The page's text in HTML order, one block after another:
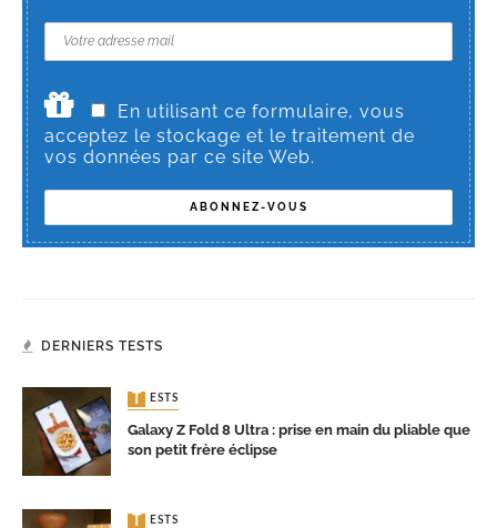
En utilisant ce formulaire, vous
acceptez le stockage et le traitement de
vos données par ce site Web.
DERNIERS TESTS
TESTS
Galaxy Z Fold 8 Ultra : prise en main du pliable que
son petit frère éclipse
TESTS